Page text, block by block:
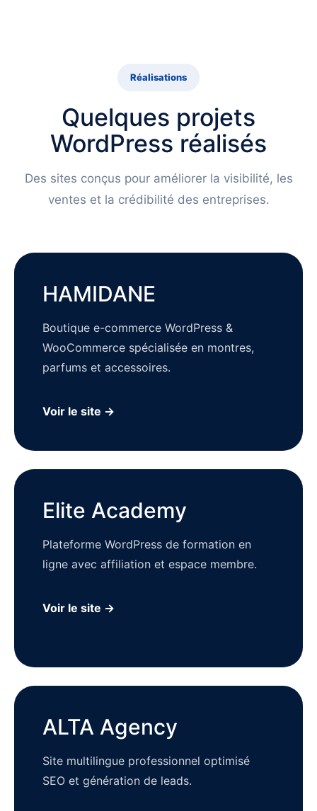
Réalisations
Quelques projets
WordPress réalisés
Des sites conçus pour améliorer la visibilité, les
ventes et la crédibilité des entreprises.
HAMIDANE
Boutique e-commerce WordPress &
WooCommerce spécialisée en montres,
parfums et accessoires.
Voir le site →
Elite Academy
Plateforme WordPress de formation en
ligne avec affiliation et espace membre.
Voir le site →
ALTA Agency
Site multilingue professionnel optimisé
SEO et génération de leads.